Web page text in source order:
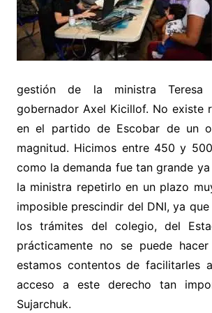
gestión de la ministra
gobernador Axel Kicillof. No existe
en el partido de Escobar de un
magnitud. Hicimos entre 450 y
como la demanda fue tan grande
la ministra repetirlo en un plazo
imposible prescindir del DNI, ya
los trámites del colegio, del
prácticamente no se puede
estamos contentos de facilitarles
acceso a este derecho tan
Sujarchuk.